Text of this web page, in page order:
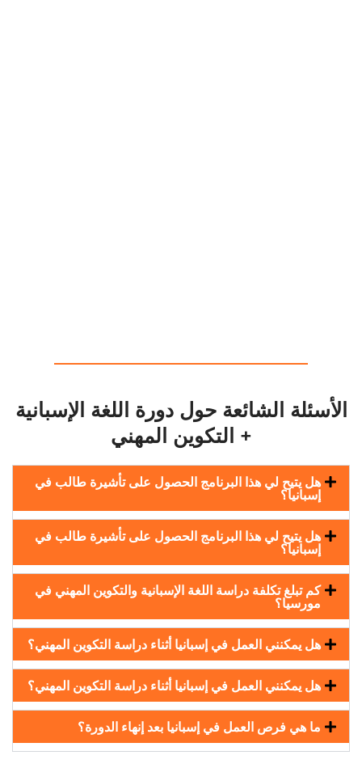
الأسئلة الشائعة حول دورة اللغة الإسبانية
+ التكوين المهني
هل يتيح لي هذا البرنامج الحصول على تأشيرة طالب في
إسبانيا؟
هل يتيح لي هذا البرنامج الحصول على تأشيرة طالب في
إسبانيا؟
كم تبلغ تكلفة دراسة اللغة الإسبانية والتكوين المهني في
مورسيا؟
هل يمكنني العمل في إسبانيا أثناء دراسة التكوين المهني؟
هل يمكنني العمل في إسبانيا أثناء دراسة التكوين المهني؟
ما هي فرص العمل في إسبانيا بعد إنهاء الدورة؟